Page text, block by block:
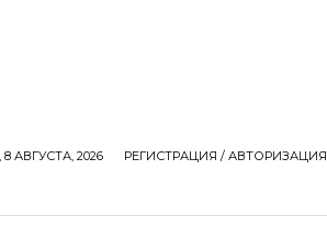
АВГУСТА, 2026 РЕГИСТРАЦИЯ / АВТОРИЗАЦИЯ